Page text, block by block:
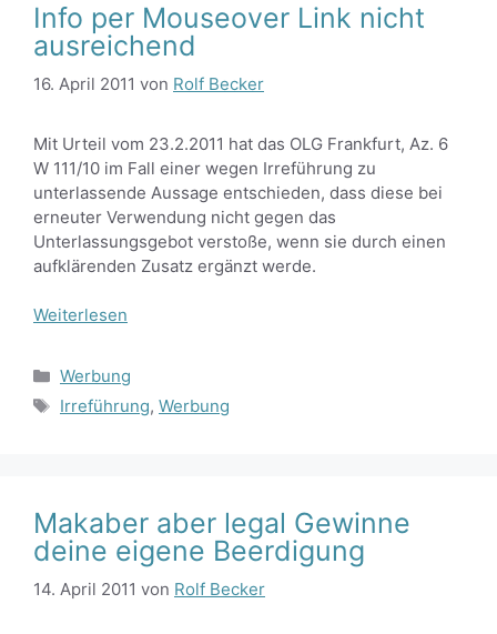
Info per Mouseover Link nicht
ausreichend
16. April 2011 von Rolf Becker
Mit Urteil vom 23.2.2011 hat das OLG Frankfurt, Az. 6
W 111/10 im Fall einer wegen Irreführung zu
unterlassende Aussage entschieden, dass diese bei
erneuter Verwendung nicht gegen das
Unterlassungsgebot verstoße, wenn sie durch einen
aufklärenden Zusatz ergänzt werde.
Weiterlesen
Kategorien
Werbung
Schlagwörter
Irreführung, Werbung
Makaber aber legal Gewinne
deine eigene Beerdigung
14. April 2011 von Rolf Becker